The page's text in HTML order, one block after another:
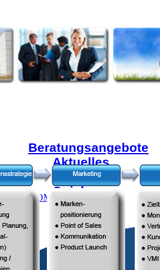
GMBH
Beratungsangebote
Aktuelles
Angebot
Quick
Check
Audit
Direkteinstieg
Beratungsbereiche